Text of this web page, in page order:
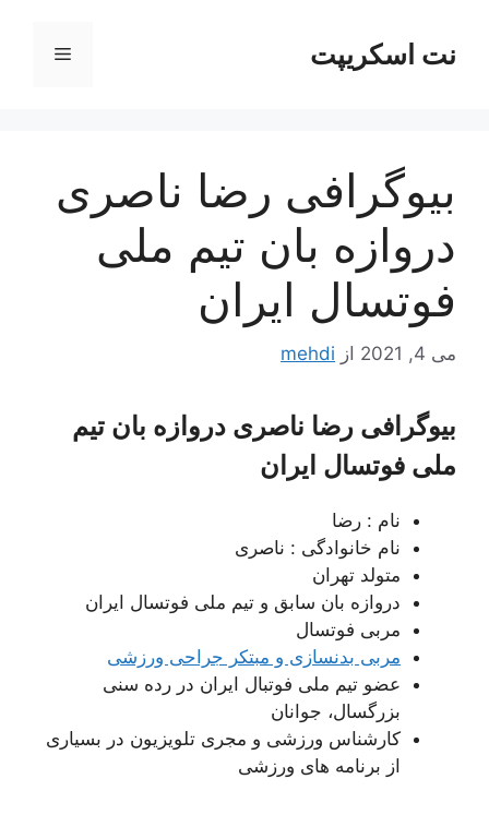
محتوانت اسکریپت فهرست
بیوگرافی رضا ناصری
دروازه بان تیم ملی
فوتسال ایران
می 4, 2021 از mehdi
بیوگرافی رضا ناصری دروازه بان تیم
ملی فوتسال ایران
نام : رضا
نام خانوادگی : ناصری
متولد تهران
دروازه بان سابق و تیم ملی فوتسال ایران
مربی فوتسال
مربی بدنسازی و مبتکر جراحی ورزشی
عضو تیم ملی فوتبال ایران در رده سنی
بزرگسال، جوانان
کارشناس ورزشی و مجری تلویزیون در بسیاری
از برنامه های ورزشی